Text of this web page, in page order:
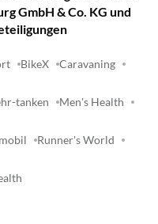
GmbH & Co. KG und
BikeX Caravaning
tanken Men's Health
Runner's World